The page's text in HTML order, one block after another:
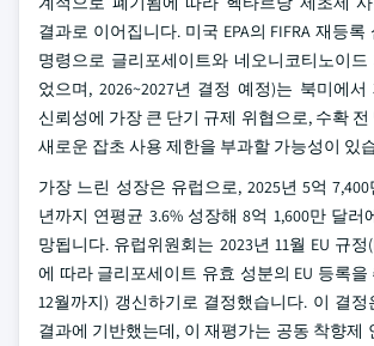
결과로 이어집니다. 미국 EPA의 FIFRA 재등록
명령으로 글리포세이트와 네오니코티노이
었으며, 2026~2027년 결정 예정)는 북미에
신뢰성에 가장 큰 단기 규제 위협으로, 수확 전
새로운 잡초 사용 제한을 부과할 가능성이 있
가장 느린 성장은 유럽으로, 2025년 5억
년까지 연평균 3.6% 성장해 8억 1,600만 달러
망됩니다. 유럽위원회는 2023년 11월 EU 규정
에 따라 글리포세이트 유효 성분의 EU 등록을
12월까지) 갱신하기로 결정했습니다. 이 결정
결과에 기반했는데, 이 재평가는 공동 착향제